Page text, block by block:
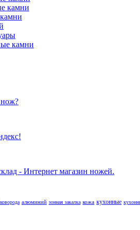
камни
камни
- Интернет магазин ножей.
алюминий зонная закалка кожа кухонные